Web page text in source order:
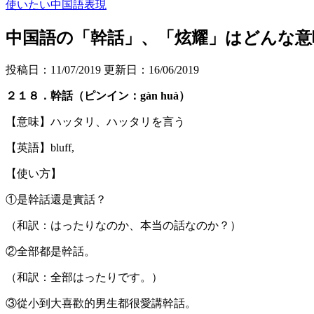
使いたい中国語表現
中国語の「幹話」、「炫耀」はどんな
投稿日：11/07/2019 更新日： 16/06/2019
２１８．幹話（ピンイン：gàn huà）
【意味】ハッタリ、ハッタリを言う
【英語】bluff,
【使い方】
①是幹話還是實話？
（和訳：はったりなのか、本当の話なのか？）
②全部都是幹話。
（和訳：全部はったりです。）
③從小到大喜歡的男生都很愛講幹話。